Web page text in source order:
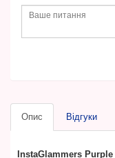
Опис Відгуки
InstaGlammers Purple